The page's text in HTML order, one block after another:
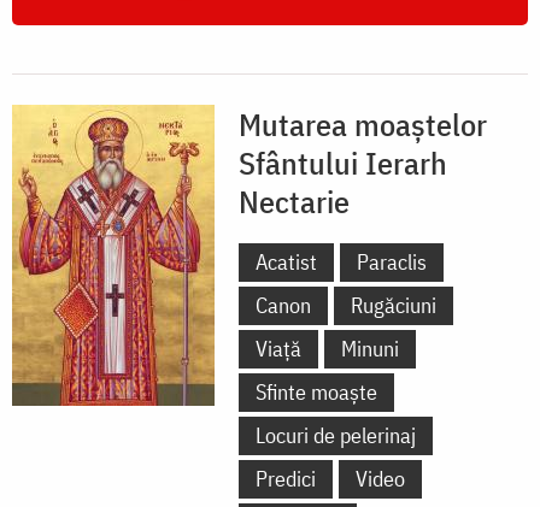
Mutarea moaștelor
Sfântului Ierarh
Nectarie
Acatist
Paraclis
Canon
Rugăciuni
Viață
Minuni
Sfinte moaște
Locuri de pelerinaj
Predici
Video